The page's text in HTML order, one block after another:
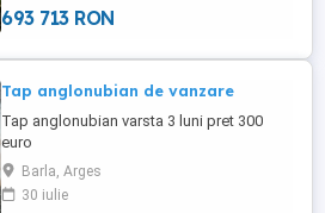
curenta cu bransament lângă casa, sobe
693 713 RON
Tap anglonubian de vanzare
Tap anglonubian varsta 3 luni pret 300
euro
Barla, Arges
30 iulie